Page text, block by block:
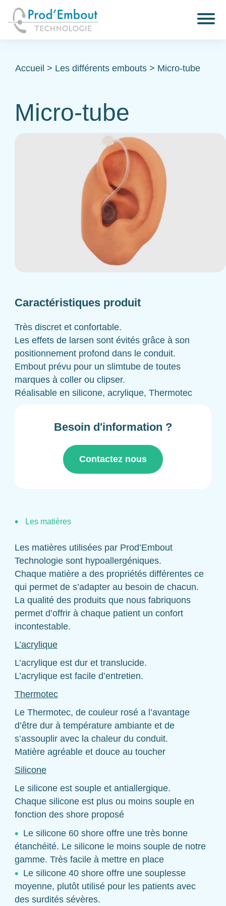
Accueil > Les différents embouts > Micro-tube
Micro-tube
Caractéristiques produit
Très discret et confortable.
Les effets de larsen sont évités grâce à son
positionnement profond dans le conduit.
Embout prévu pour un slimtube de toutes
marques à coller ou clipser.
Réalisable en silicone, acrylique, Thermotec
Besoin d'information ?
Contactez nous
Les matières
Les matières utilisées par Prod’Embout
Technologie sont hypoallergéniques.
Chaque matière a des propriétés différentes ce
qui permet de s’adapter au besoin de chacun.
La qualité des produits que nous fabriquons
permet d’offrir à chaque patient un confort
incontestable.
L’acrylique
L’acrylique est dur et translucide.
L’acrylique est facile d’entretien.
Thermotec
Le Thermotec, de couleur rosé a l’avantage
d’être dur à température ambiante et de
s’assouplir avec la chaleur du conduit.
Matière agréable et douce au toucher
Silicone
Le silicone est souple et antiallergique.
Chaque silicone est plus ou moins souple en
fonction des shore proposé
Le silicone 60 shore offre une très bonne
étanchéité. Le silicone le moins souple de notre
gamme. Très facile à mettre en place
Le silicone 40 shore offre une souplesse
moyenne, plutôt utilisé pour les patients avec
des surdités sévères.